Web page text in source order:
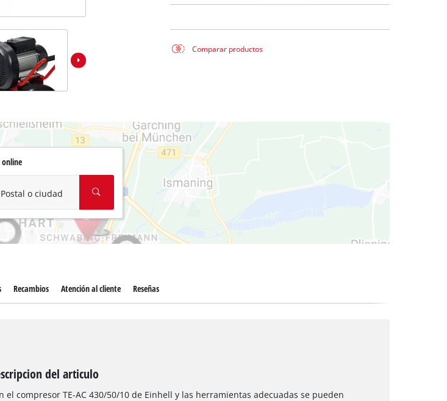
Sierras Ingletadoras
Sierras de Mesa
Sierras de cinta
Compresores
Aspirador de materiales húmedos y secos
Aspiradoras para cenizas
Más herramientas de limpieza
Hidrolavadoras
Comparar productos
o ciudad
Recambios Atención al cliente Reseñas
del articulo
el compresor TE-AC 430/50/10 de Einhell y las herramientas adecuadas se pueden